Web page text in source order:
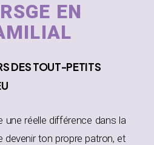
EN
DES TOUT-PETITS
une réelle différence dans la
devenir ton propre patron, et